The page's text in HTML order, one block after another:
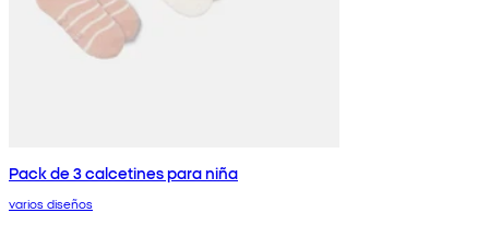
Pack de 3 calcetines para niña
varios diseños